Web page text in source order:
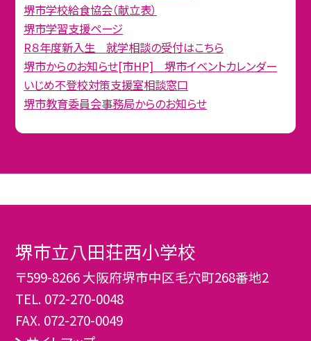
堺市学校給食協会（献立表）
堺市学習支援ページ
R８年度新入生 就学相談の受付はこちら
堺市からのお知らせ[市HP] 堺市イベントカレンダー
いじめ不登校対策支援室相談窓口
堺市教育委員会事務局からのお知らせ
堺市立八田荘西小学校
〒599-8266 大阪府堺市中区毛穴町268番地2
TEL. 072-270-0048
FAX. 072-270-0049